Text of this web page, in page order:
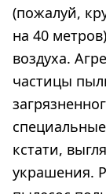
(пожалуй,
на 40
воздуха.
частицы
кстати,
украшения.